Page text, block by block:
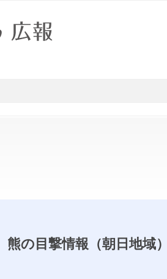
熊の目撃情報（朝日地域）